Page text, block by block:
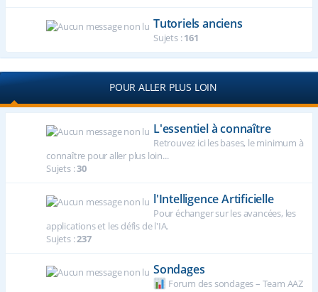
Tutoriels anciens
Sujets :161
POUR ALLER PLUS LOIN
L'essentiel à connaître
Retrouvez ici les bases, le minimum à
connaître pour aller plus loin...
Sujets :30
l'Intelligence Artificielle
Pour échanger sur les avancées, les
applications et les défis de l'IA.
Sujets :237
Sondages
Forum des sondages – Team AAZ